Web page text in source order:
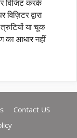
विजिट करके
द्वारा
त्रुटियों या चूक
का आधार नहीं
Contact US